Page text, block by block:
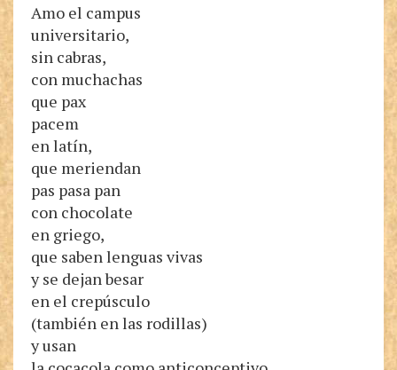
Amo el campus
universitario,
sin cabras,
con muchachas
que pax
pacem
en latín,
que meriendan
pas pasa pan
con chocolate
en griego,
que saben lenguas vivas
y se dejan besar
en el crepúsculo
(también en las rodillas)
y usan